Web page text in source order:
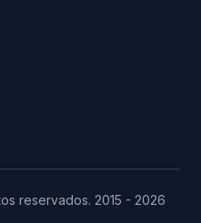
reservados. 2015 - 2026